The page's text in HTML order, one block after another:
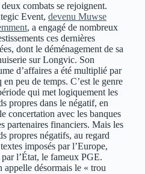
combats se rejoignent.
Event, devenu Muwse
, a engagé de nombreux
ces dernières
dont le déménagement de sa
sur Longvic. Son
d’affaires a été multiplié par
en peu de temps. C’est le genre
qui met logiquement les
propres dans le négatif, en
concertation avec les banques
partenaires financiers. Mais les
propres négatifs, au regard
imposés par l’Europe,
l’État, le fameux PGE.
désormais le « trou